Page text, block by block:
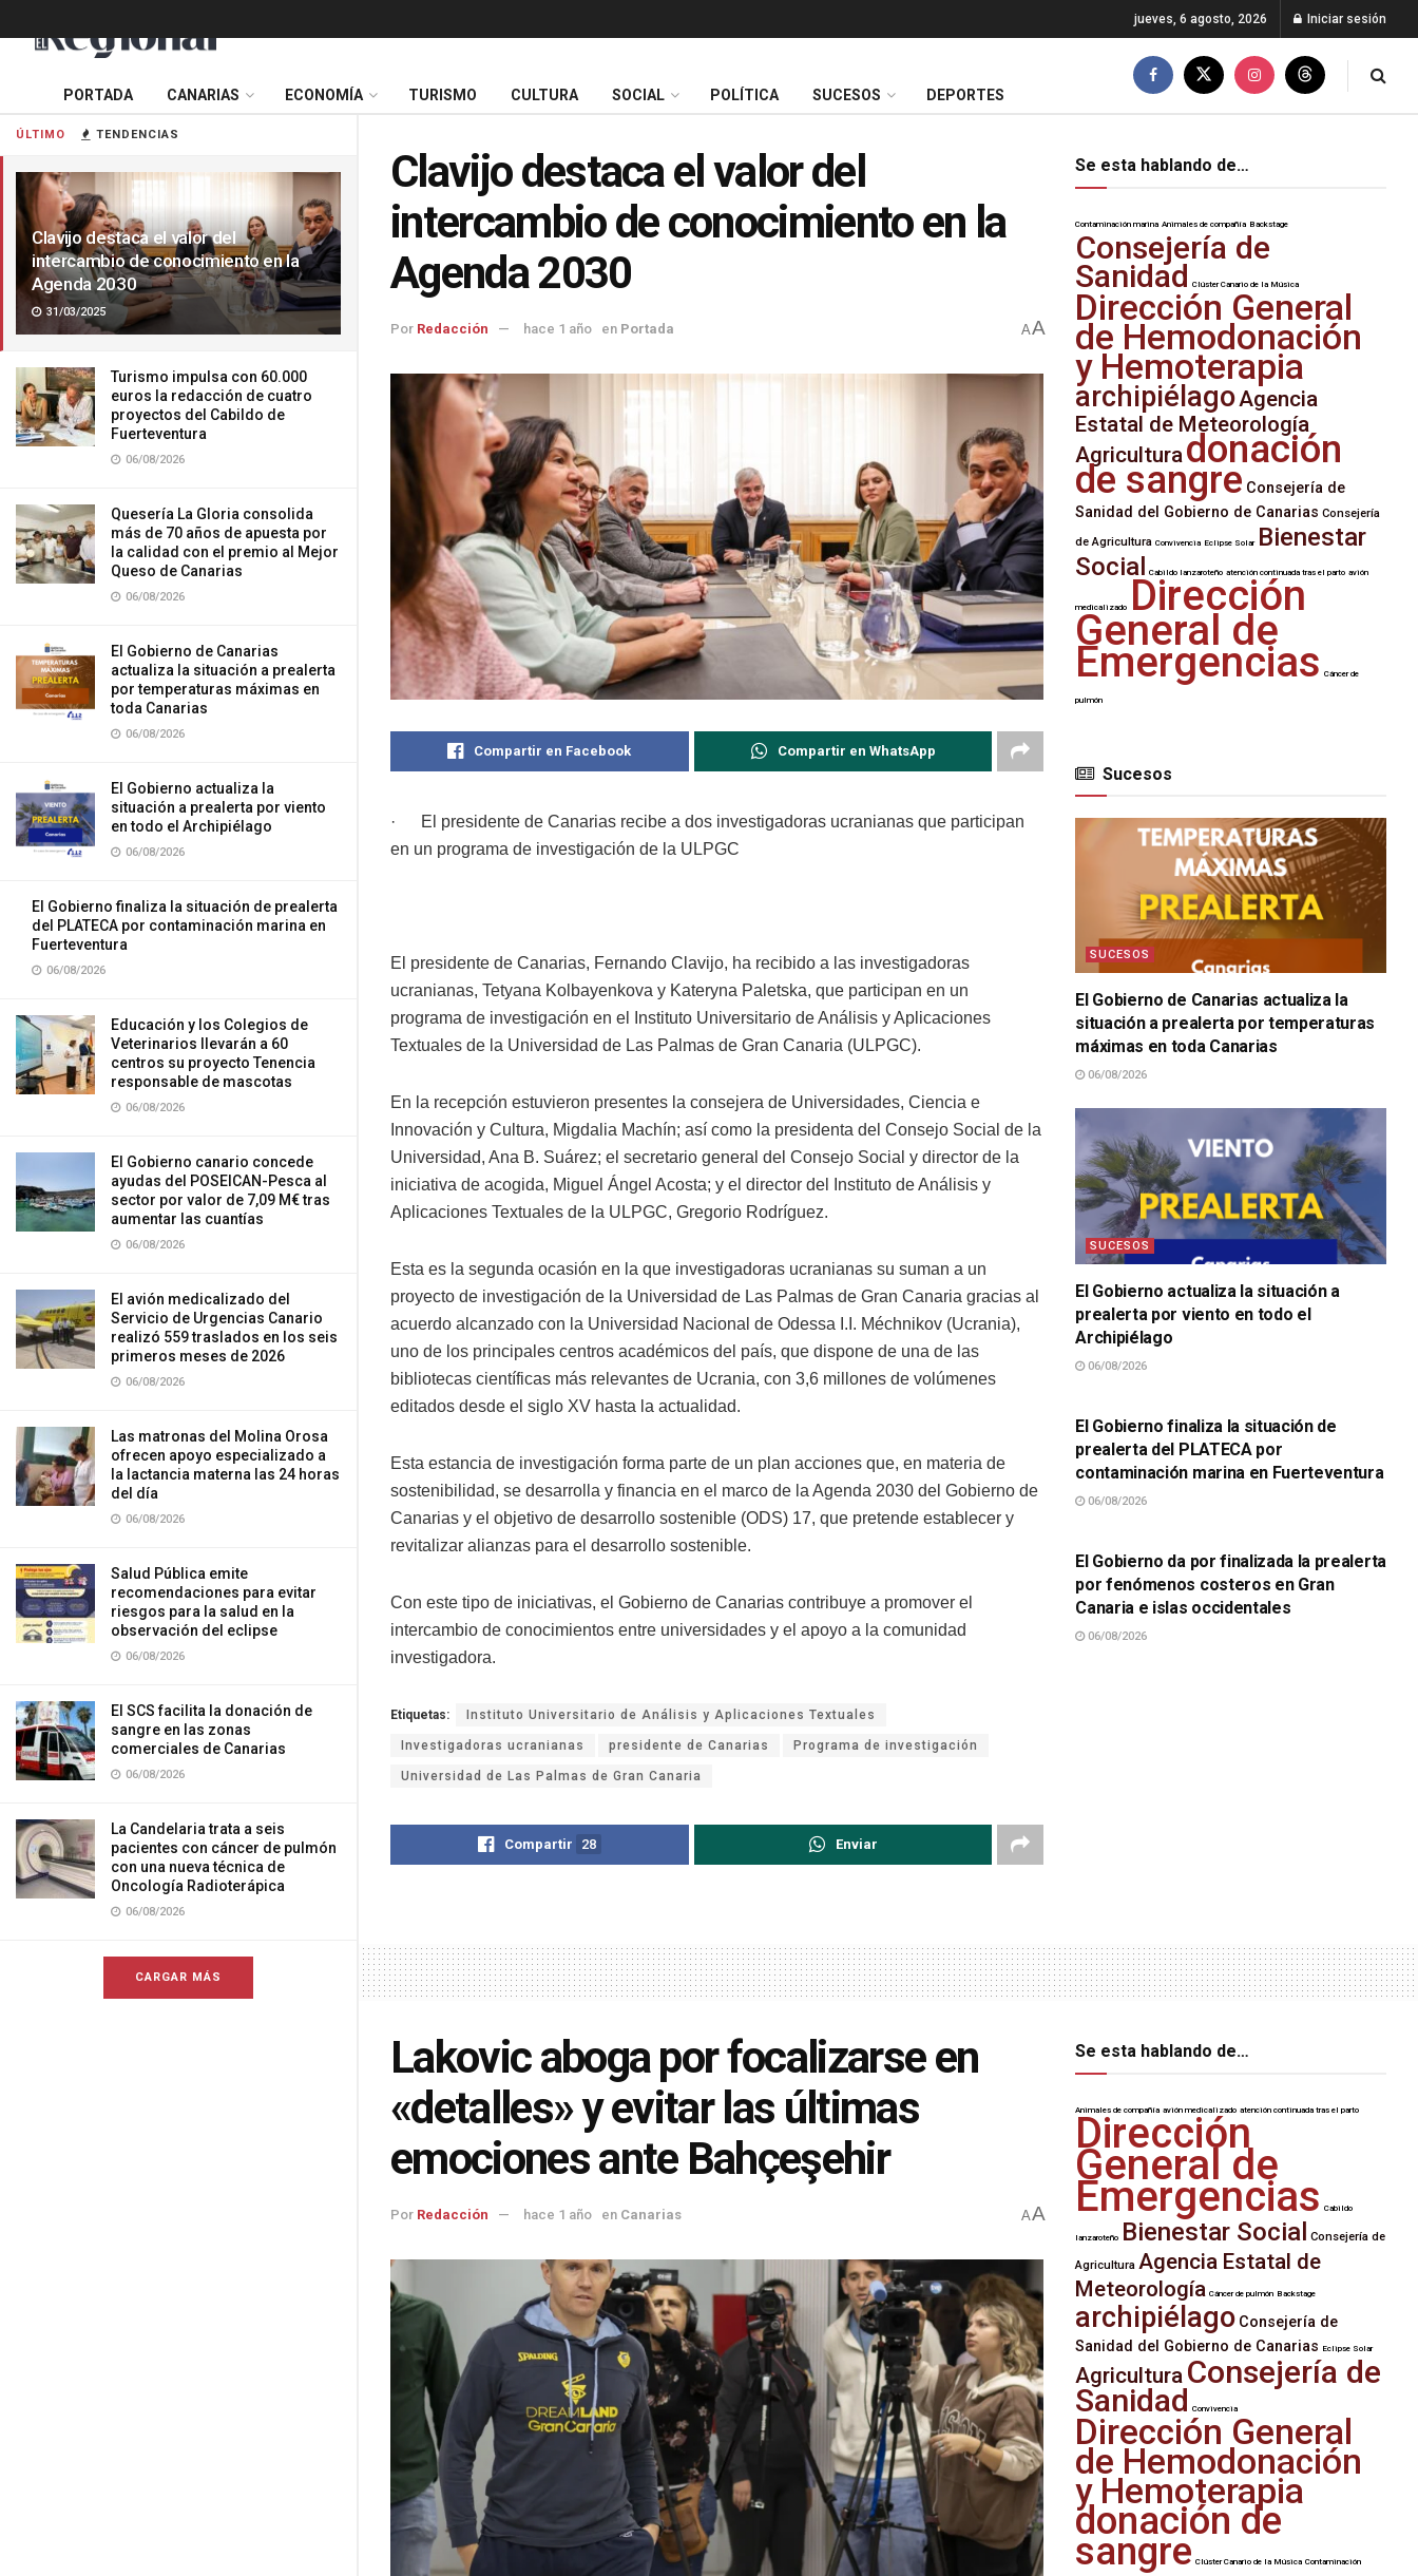
ÚLTIMO TENDENCIAS
Clavijo destaca el valor del
intercambio de conocimiento en la
Agenda 2030
31/03/2025
Turismo impulsa con 60.000
euros la redacción de cuatro
proyectos del Cabildo de
Fuerteventura
06/08/2026
Quesería La Gloria consolida
más de 70 años de apuesta por
la calidad con el premio al Mejor
Queso de Canarias
06/08/2026
El Gobierno de Canarias
actualiza la situación a prealerta
por temperaturas máximas en
toda Canarias
06/08/2026
El Gobierno actualiza la
situación a prealerta por viento
en todo el Archipiélago
06/08/2026
El Gobierno finaliza la situación de prealerta
del PLATECA por contaminación marina en
Fuerteventura
06/08/2026
Educación y los Colegios de
Veterinarios llevarán a 60
centros su proyecto Tenencia
responsable de mascotas
06/08/2026
El Gobierno canario concede
ayudas del POSEICAN-Pesca al
sector por valor de 7,09 M€ tras
aumentar las cuantías
06/08/2026
El avión medicalizado del
Servicio de Urgencias Canario
realizó 559 traslados en los seis
primeros meses de 2026
06/08/2026
Las matronas del Molina Orosa
ofrecen apoyo especializado a
la lactancia materna las 24 horas
del día
06/08/2026
Salud Pública emite
recomendaciones para evitar
riesgos para la salud en la
observación del eclipse
06/08/2026
El SCS facilita la donación de
sangre en las zonas
comerciales de Canarias
06/08/2026
La Candelaria trata a seis
pacientes con cáncer de pulmón
con una nueva técnica de
Oncología Radioterápica
06/08/2026
CARGAR MÁS
jueves, 6 agosto, 2026 Iniciar sesión
PORTADA CANARIAS ECONOMÍA TURISMO CULTURA SOCIAL POLÍTICA SUCESOS DEPORTES
Clavijo destaca el valor del
intercambio de conocimiento en la
Agenda 2030
Por Redacción hace 1 año en Portada AA
Compartir en Facebook Compartir en WhatsApp
· El presidente de Canarias recibe a dos investigadoras ucranianas que participan
en un programa de investigación de la ULPGC
El presidente de Canarias, Fernando Clavijo, ha recibido a las investigadoras
ucranianas, Tetyana Kolbayenkova y Kateryna Paletska, que participan en un
programa de investigación en el Instituto Universitario de Análisis y Aplicaciones
Textuales de la Universidad de Las Palmas de Gran Canaria (ULPGC).
En la recepción estuvieron presentes la consejera de Universidades, Ciencia e
Innovación y Cultura, Migdalia Machín; así como la presidenta del Consejo Social de la
Universidad, Ana B. Suárez; el secretario general del Consejo Social y director de la
iniciativa de acogida, Miguel Ángel Acosta; y el director del Instituto de Análisis y
Aplicaciones Textuales de la ULPGC, Gregorio Rodríguez.
Esta es la segunda ocasión en la que investigadoras ucranianas su suman a un
proyecto de investigación de la Universidad de Las Palmas de Gran Canaria gracias al
acuerdo alcanzado con la Universidad Nacional de Odessa I.I. Méchnikov (Ucrania),
uno de los principales centros académicos del país, que dispone de una de las
bibliotecas científicas más relevantes de Ucrania, con 3,6 millones de volúmenes
editados desde el siglo XV hasta la actualidad.
Esta estancia de investigación forma parte de un plan acciones que, en materia de
sostenibilidad, se desarrolla y financia en el marco de la Agenda 2030 del Gobierno de
Canarias y el objetivo de desarrollo sostenible (ODS) 17, que pretende establecer y
revitalizar alianzas para el desarrollo sostenible.
Con este tipo de iniciativas, el Gobierno de Canarias contribuye a promover el
intercambio de conocimientos entre universidades y el apoyo a la comunidad
investigadora.
Etiquetas: Instituto Universitario de Análisis y Aplicaciones Textuales
Investigadoras ucranianas presidente de Canarias Programa de investigación
Universidad de Las Palmas de Gran Canaria
Compartir 28 Enviar
Se esta hablando de…
Contaminación marina Animales de compañía Backstage
Consejería de
Sanidad Clúster Canario de la Música
Dirección General
de Hemodonación
y Hemoterapia
archipiélagoAgencia
Estatal de Meteorología
Agriculturadonación
de sangre Consejería de
Sanidad del Gobierno de Canarias Consejería
de Agricultura Convivencia Eclipse Solar Bienestar
Social
Cabildo lanzaroteño atención continuada tras el parto avión
medicalizado Dirección
General de
Emergencias Cáncer de
pulmón
Sucesos
SUCESOS
El Gobierno de Canarias actualiza la
situación a prealerta por temperaturas
máximas en toda Canarias
06/08/2026
SUCESOS
El Gobierno actualiza la situación a
prealerta por viento en todo el
Archipiélago
06/08/2026
El Gobierno finaliza la situación de
prealerta del PLATECA por
contaminación marina en Fuerteventura
06/08/2026
El Gobierno da por finalizada la prealerta
por fenómenos costeros en Gran
Canaria e islas occidentales
06/08/2026
Lakovic aboga por focalizarse en
«detalles» y evitar las últimas
emociones ante Bahçeşehir
Por Redacción hace 1 año en Canarias AA
Se esta hablando de…
Animales de compañía avión medicalizado atención continuada tras el parto
Dirección
General de
Emergencias Cabildo
lanzaroteño Bienestar Social Consejería de
Agricultura Agencia Estatal de
Meteorología Cáncer de pulmón Backstage
archipiélago Consejería de
Sanidad del Gobierno de Canarias Eclipse Solar
Agricultura Consejería de
Sanidad Convivencia
Dirección General
de Hemodonación
y Hemoterapia
donación de
sangre Clúster Canario de la Música Contaminación